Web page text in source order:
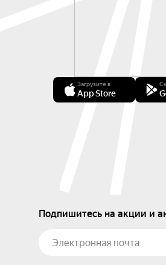
Загрузите в
App Store
Подпишитесь на акции и